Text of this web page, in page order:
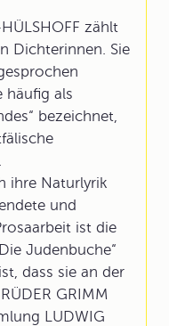
zählt
Dichterinnen. Sie
häufig als
bezeichnet,
ihre Naturlyrik
und
ist die
Judenbuche“
dass sie an der
GRIMM
LUDWIG